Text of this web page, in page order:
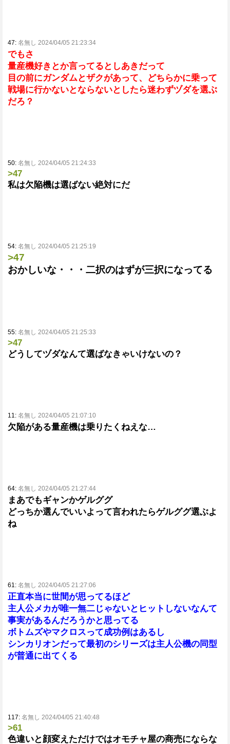
47: 名無し 2024/04/05 21:23:34
でもさ
量産機好きとか言ってるとしあきだって
目の前にガンダムとザクがあって、どちらかに乗って
戦場に行かないとならないとしたら迷わずヅダを選ぶ
だろ？
50: 名無し 2024/04/05 21:24:33
>47
私は欠陥機は選ばない絶対にだ
54: 名無し 2024/04/05 21:25:19
>47
おかしいな・・・二択のはずが三択になってる
55: 名無し 2024/04/05 21:25:33
>47
どうしてヅダなんて選ばなきゃいけないの？
11: 名無し 2024/04/05 21:07:10
欠陥がある量産機は乗りたくねえな…
64: 名無し 2024/04/05 21:27:44
まあでもギャンかゲルググ
どっちか選んでいいよって言われたらゲルググ選ぶよ
ね
61: 名無し 2024/04/05 21:27:06
正直本当に世間が思ってるほど
主人公メカが唯一無二じゃないとヒットしないなんて
事実があるんだろうかと思ってる
ボトムズやマクロスって成功例はあるし
シンカリオンだって最初のシリーズは主人公機の同型
が普通に出てくる
117: 名無し 2024/04/05 21:40:48
>61
色違いと顔変えただけではオモチャ屋の商売にならな